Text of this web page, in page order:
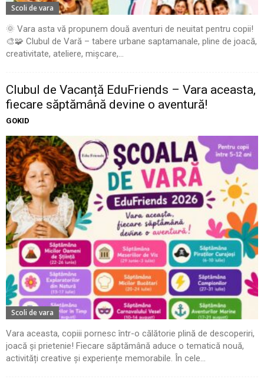
Scoli de vara
🌞 Vara asta vă propunem două aventuri de neuitat pentru copii!
🎨🧩 Clubul de Vară – tabere urbane saptamanale, pline de joacă,
creativitate, ateliere, mișcare,...
Clubul de Vacanță EduFriends – Vara aceasta,
fiecare săptămână devine o aventură!
GOKID
Scoli de vara
Vara aceasta, copiii pornesc într-o călătorie plină de descoperiri,
joacă și prietenie! Fiecare săptămână aduce o tematică nouă,
activități creative și experiențe memorabile. În cele...